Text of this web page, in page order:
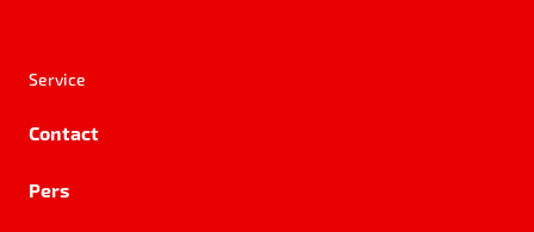
Service
Contact
Pers